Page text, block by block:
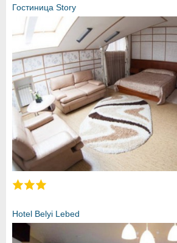
Гостиница Story
Hotel Belyi Lebed